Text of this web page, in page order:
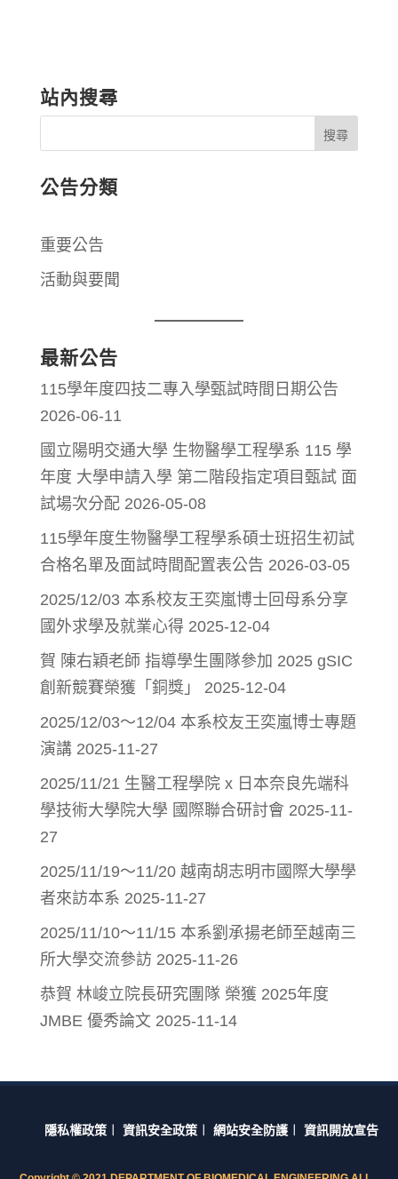
站內搜尋
公告分類
重要公告
活動與要聞
最新公告
115學年度四技二專入學甄試時間日期公告
2026-06-11
國立陽明交通大學 生物醫學工程學系 115 學
年度 大學申請入學 第二階段指定項目甄試 面
試場次分配 2026-05-08
115學年度生物醫學工程學系碩士班招生初試
合格名單及面試時間配置表公告 2026-03-05
2025/12/03 本系校友王奕嵐博士回母系分享
國外求學及就業心得 2025-12-04
賀 陳右穎老師 指導學生團隊參加 2025 gSIC
創新競賽榮獲「銅獎」
2025-12-04
2025/12/03～12/04 本系校友王奕嵐博士專題
演講 2025-11-27
2025/11/21 生醫工程學院 x 日本奈良先端科
學技術大學院大學 國際聯合研討會 2025-11-
27
2025/11/19～11/20 越南胡志明市國際大學學
者來訪本系 2025-11-27
2025/11/10～11/15 本系劉承揚老師至越南三
所大學交流參訪 2025-11-26
恭賀 林峻立院長研究團隊 榮獲 2025年度
JMBE 優秀論文 2025-11-14
隱私權政策︱ 資訊安全政策︱ 網站安全防護︱ 資訊開放宣告